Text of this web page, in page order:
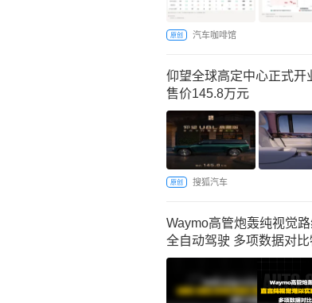
原创 汽车咖啡馆
仰望全球高定中心正式开
售价145.8万元
原创 搜狐汽车
Waymo高管炮轰纯视觉
全自动驾驶 多项数据对比